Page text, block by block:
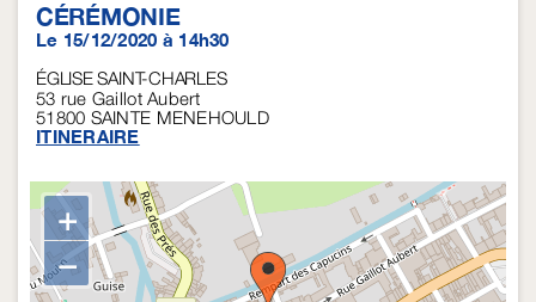
CÉRÉMONIE
Le 15/12/2020 à 14h30
ÉGLISE SAINT-CHARLES
53 rue Gaillot Aubert
51800 SAINTE MENEHOULD
ITINERAIRE
+
−